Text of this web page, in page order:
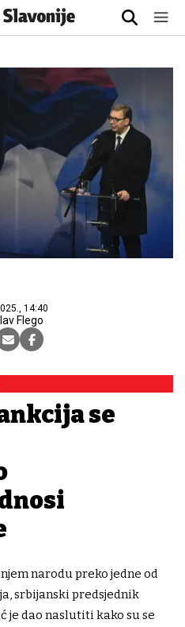
14:40
Flego
se
narodu preko jedne od
srbijanski predsjednik
je dao naslutiti kako su se